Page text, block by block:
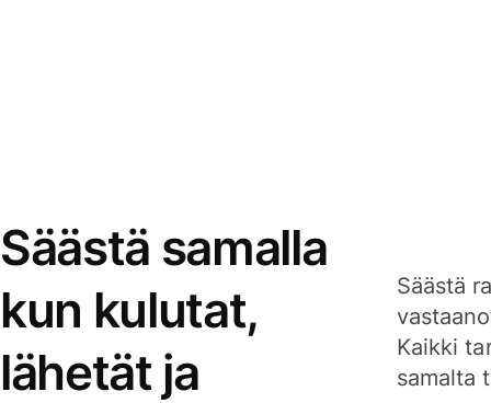
Säästä samalla
kun kulutat,
lähetät ja
Säästä
Kaikki
samalta